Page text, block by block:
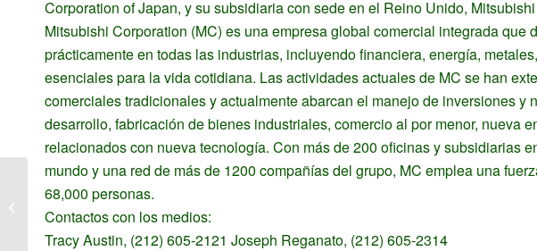
Corporation of Japan, y su subsidiaria con sede en el Reino Unido,
Mitsubishi Corporation (MC) es una empresa global comercial integrada que
prácticamente en todas las industrias, incluyendo financiera, energía,
esenciales para la vida cotidiana. Las actividades actuales de MC se han
comerciales tradicionales y actualmente abarcan el manejo de inversiones y
desarrollo, fabricación de bienes industriales, comercio al por menor, nueva
relacionados con nueva tecnología. Con más de 200 oficinas y subsidiarias
mundo y una red de más de 1200 compañías del grupo, MC emplea una
68,000 personas.
Contactos con los medios:
Tracy Austin, (212) 605-2121 Joseph Reganato, (212) 605-2314
REVISTA CODICEGRAFÍA: Paty
Ruiz Corzo, una vida en armonía con
la natural...